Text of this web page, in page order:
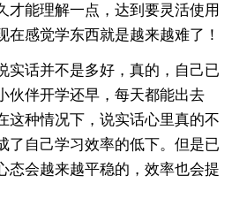
才能理解一点，达到要灵活使用
在感觉学东西就是越来越难了！
话并不是多好，真的，自己已
伙伴开学还早，每天都能出去
这种情况下，说实话心里真的不
了自己学习效率的低下。但是已
态会越来越平稳的，效率也会提